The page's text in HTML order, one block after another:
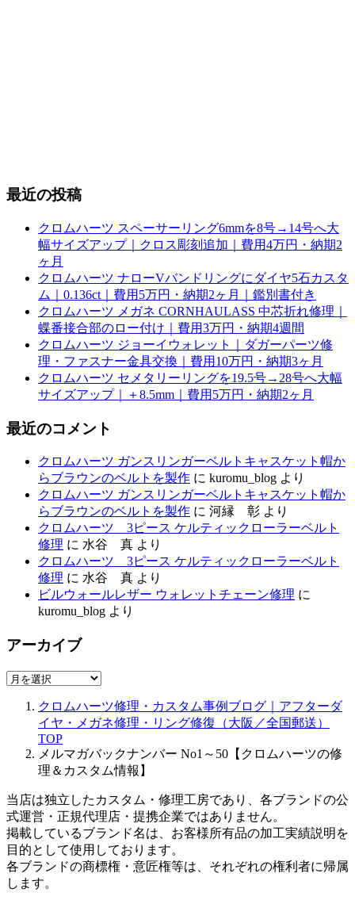
最近の投稿
クロムハーツ スペーサーリング6mmを8号→14号へ大
幅サイズアップ｜クロス彫刻追加｜費用4万円・納期2
ヶ月
クロムハーツ ナローVバンドリングにダイヤ5石カスタ
ム｜0.136ct｜費用5万円・納期2ヶ月｜鑑別書付き
クロムハーツ メガネ CORNHAULASS 中芯折れ修理｜
蝶番接合部のロー付け｜費用3万円・納期4週間
クロムハーツ ジョーイウォレット｜ダガーパーツ修
理・ファスナー金具交換｜費用10万円・納期3ヶ月
クロムハーツ セメタリーリングを19.5号→28号へ大幅
サイズアップ｜＋8.5mm｜費用5万円・納期2ヶ月
最近のコメント
クロムハーツ ガンスリンガーベルトキャスケット帽か
らブラウンのベルトを製作 に kuromu_blog より
クロムハーツ ガンスリンガーベルトキャスケット帽か
らブラウンのベルトを製作 に 河縁 彰 より
クロムハーツ 3ピース ケルティックローラーベルト
修理 に 水谷 真 より
クロムハーツ 3ピース ケルティックローラーベルト
修理 に 水谷 真 より
ビルウォールレザー ウォレットチェーン修理 に
kuromu_blog より
アーカイブ
ア
クロムハーツ修理・カスタム事例ブログ｜アフターダ
イヤ・メガネ修理・リング修復（大阪／全国郵送）
TOP
メルマガバックナンバー No1～50【クロムハーツの修
理＆カスタム情報】
当店は独立したカスタム・修理工房であり、各ブランドの公
式運営・正規代理店・提携企業ではありません。
掲載しているブランド名は、お客様所有品の加工実績説明を
目的として使用しております。
各ブランドの商標権・意匠権等は、それぞれの権利者に帰属
します。